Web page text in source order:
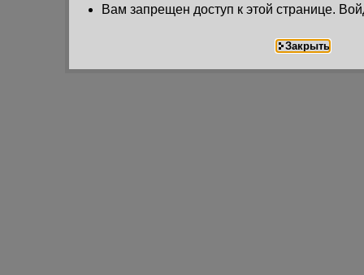
Вам запрещен доступ к этой странице.